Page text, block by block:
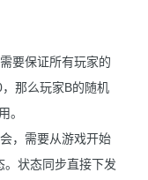
要保证所有玩家的
那么玩家B的随机
。
，需要从游戏开始
。状态同步直接下发